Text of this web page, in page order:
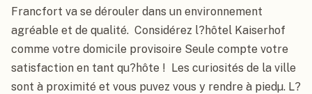
Francfort va se dérouler dans un environnement
agréable et de qualité.  Considérez l?hôtel Kaiserhof
comme votre domicile provisoire Seule compte votre
satisfaction en tant qu?hôte !  Les curiosités de la ville
sont à proximité et vous puvez vous y rendre à piedµ. L?